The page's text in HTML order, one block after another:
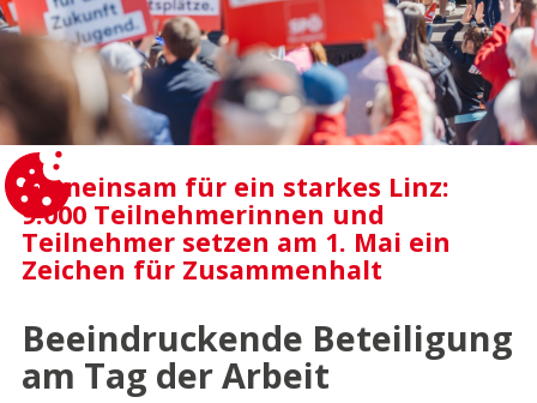
Gemeinsam für ein starkes Linz:
9.000 Teilnehmerinnen und
Teilnehmer setzen am 1. Mai ein
Zeichen für Zusammenhalt
Beeindruckende Beteiligung
am Tag der Arbeit